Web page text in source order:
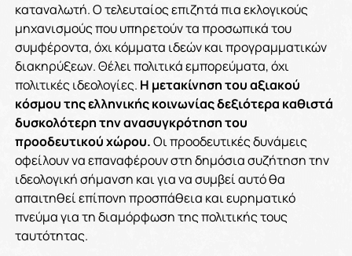
καταναλωτή. Ο τελευταίος επιζητά πια εκλογικούς
μηχανισμούς που υπηρετούν τα προσωπικά του
συμφέροντα, όχι κόμματα ιδεών και προγραμματικών
διακηρύξεων. Θέλει πολιτικά εμπορεύματα, όχι
πολιτικές ιδεολογίες. Η μετακίνηση του αξιακού
κόσμου της ελληνικής κοινωνίας δεξιότερα καθιστά
δυσκολότερη την ανασυγκρότηση του
προοδευτικού χώρου.Οι προοδευτικές δυνάμεις
οφείλουν να επαναφέρουν στη δημόσια συζήτηση την
ιδεολογική σήμανση και για να συμβεί αυτό θα
απαιτηθεί επίπονη προσπάθεια και ευρηματικό
πνεύμα για τη διαμόρφωση της πολιτικής τους
ταυτότητας.